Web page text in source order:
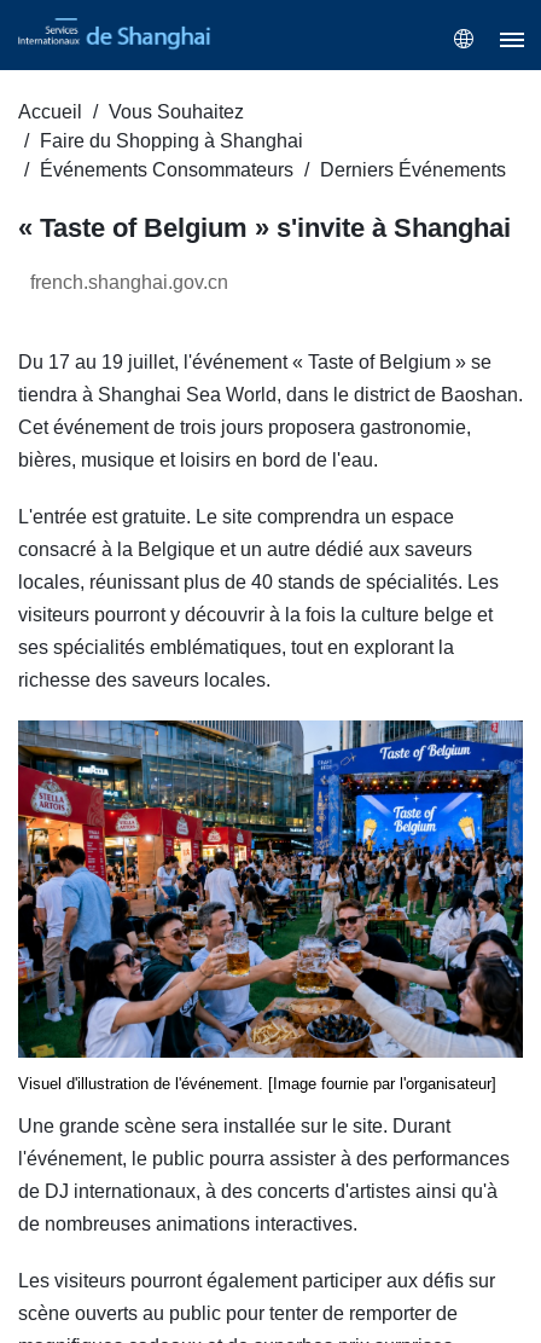
Accueil
Vous Souhaitez
Faire du Shopping à Shanghai
Événements Consommateurs
Derniers Événements
« Taste of Belgium » s'invite à Shanghai
french.shanghai.gov.cn
Du 17 au 19 juillet, l'événement « Taste of Belgium » se
tiendra à Shanghai Sea World, dans le district de Baoshan.
Cet événement de trois jours proposera gastronomie,
bières, musique et loisirs en bord de l'eau.
L'entrée est gratuite. Le site comprendra un espace
consacré à la Belgique et un autre dédié aux saveurs
locales, réunissant plus de 40 stands de spécialités. Les
visiteurs pourront y découvrir à la fois la culture belge et
ses spécialités emblématiques, tout en explorant la
richesse des saveurs locales.
Visuel d'illustration de l'événement. [Image fournie par l'organisateur]
Une grande scène sera installée sur le site. Durant
l'événement, le public pourra assister à des performances
de DJ internationaux, à des concerts d'artistes ainsi qu'à
de nombreuses animations interactives.
Les visiteurs pourront également participer aux défis sur
scène ouverts au public pour tenter de remporter de